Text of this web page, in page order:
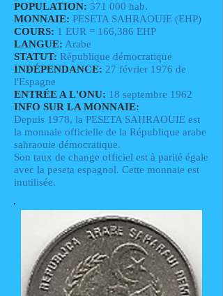
POPULATION: 571 000 hab.
MONNAIE: PESETA SAHRAOUIE (EHP)
COURS: 1 EUR = 166,386 EHP
LANGUE: Arabe
STATUT: République démocratique
INDÉPENDANCE: 27 février 1976 de
l'Espagne
ENTRÉE A L'ONU: 18 septembre 1962
INFO SUR LA MONNAIE:
Depuis 1978, la PESETA SAHRAOUIE est
la monnaie officielle de la République arabe
sahraouie démocratique.
Son taux de change officiel est à parité égale
avec la peseta espagnol. Cette monnaie est
inutilisée.